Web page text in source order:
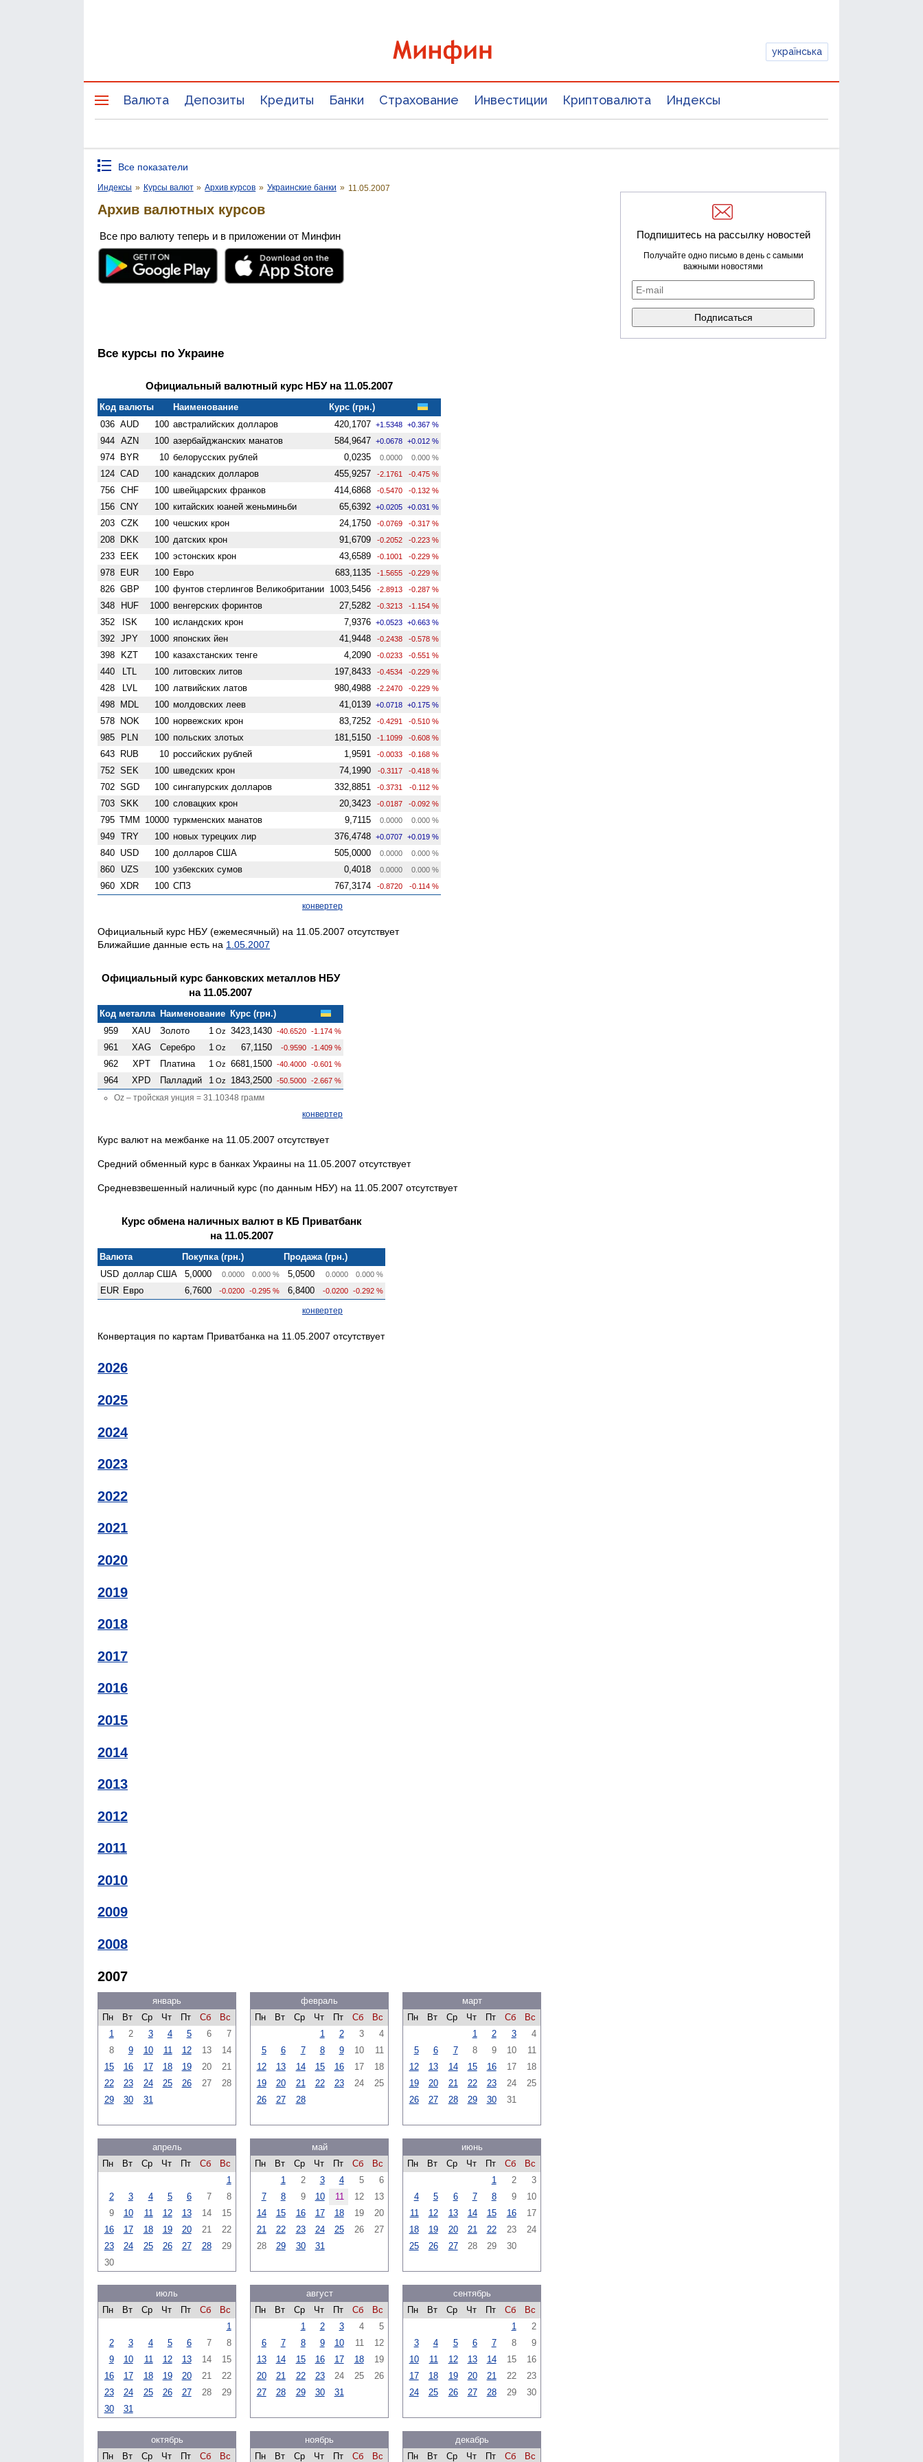
українська
Валюта Депозиты Кредиты Банки Страхование Инвестиции Криптовалюта Индексы
Все показатели
Индексы » Курсы валют » Архив курсов » Украинские банки » 11.05.2007
Архив валютных курсов
Все про валюту теперь и в приложении от Минфин
Все курсы по Украине
Официальный валютный курс НБУ на 11.05.2007
Код валюты Наименование
Курс (грн.)
036 AUD 100 австралийских долларов 420,1707 +1.5348 +0.367 %
944 AZN 100 азербайджанских манатов 584,9647 +0.0678 +0.012 %
974 BYR 10 белорусских рублей 0,0235 0.0000 0.000 %
124 CAD 100 канадских долларов 455,9257 -2.1761 -0.475 %
756 CHF 100 швейцарских франков 414,6868 -0.5470 -0.132 %
156 CNY 100 китайских юаней женьминьби 65,6392 +0.0205 +0.031 %
203 CZK 100 чешских крон 24,1750 -0.0769 -0.317 %
208 DKK 100 датских крон 91,6709 -0.2052 -0.223 %
233 EEK 100 эстонских крон 43,6589 -0.1001 -0.229 %
978 EUR 100 Евро 683,1135 -1.5655 -0.229 %
826 GBP 100 фунтов стерлингов Велико­британии 1003,5456 -2.8913 -0.287 %
348 HUF 1000 венгерских форинтов 27,5282 -0.3213 -1.154 %
352 ISK 100 исландских крон 7,9376 +0.0523 +0.663 %
392 JPY 1000 японских йен 41,9448 -0.2438 -0.578 %
398 KZT 100 казахстанских тенге 4,2090 -0.0233 -0.551 %
440 LTL 100 литовских литов 197,8433 -0.4534 -0.229 %
428 LVL 100 латвийских латов 980,4988 -2.2470 -0.229 %
498 MDL 100 молдовских леев 41,0139 +0.0718 +0.175 %
578 NOK 100 норвежских крон 83,7252 -0.4291 -0.510 %
985 PLN 100 польских злотых 181,5150 -1.1099 -0.608 %
643 RUB 10 российских рублей 1,9591 -0.0033 -0.168 %
752 SEK 100 шведских крон 74,1990 -0.3117 -0.418 %
702 SGD 100 сингапурских долларов 332,8851 -0.3731 -0.112 %
703 SKK 100 словацких крон 20,3423 -0.0187 -0.092 %
795 TMM 10000 туркменских манатов 9,7115 0.0000 0.000 %
949 TRY 100 новых турецких лир 376,4748 +0.0707 +0.019 %
840 USD 100 долларов США 505,0000 0.0000 0.000 %
860 UZS 100 узбекских сумов 0,4018 0.0000 0.000 %
960 XDR 100 СПЗ 767,3174 -0.8720 -0.114 %
конвертер
Официальный курс НБУ (ежемесячный) на 11.05.2007 отсутствует
Ближайшие данные есть на 1.05.2007
Официальный курс банковских металлов НБУ
на 11.05.2007
Код металла Наименование Курс (грн.)
959
XAU Золото 1 Oz 3423,1430 -40.6520 -1.174 %
961 XAG Серебро 1 Oz 67,1150 -0.9590 -1.409 %
962 XPT Платина 1 Oz 6681,1500 -40.4000 -0.601 %
964 XPD Палладий 1 Oz 1843,2500 -50.5000 -2.667 %
Oz – тройская унция = 31.10348 грамм
конвертер
Курс валют на межбанке на 11.05.2007 отсутствует
Средний обменный курс в банках Украины на 11.05.2007 отсутствует
Средневзвешенный наличный курс (по данным НБУ) на 11.05.2007 отсутствует
Курс обмена наличных валют в КБ Приватбанк
на 11.05.2007
Валюта Покупка (грн.)
Продажа (грн.)
USD доллар США 5,0000 0.0000 0.000 % 5,0500 0.0000 0.000 %
EUR Евро 6,7600 -0.0200 -0.295 % 6,8400 -0.0200 -0.292 %
конвертер
Конвертация по картам Приватбанка на 11.05.2007 отсутствует
2026
2025
2024
2023
2022
2021
2020
2019
2018
2017
2016
2015
2014
2013
2012
2011
2010
2009
2008
2007
январь
Пн
Вт Ср Чт Пт Сб
Вс
1
2 3 4 5 6
7
8
9 10 11 12 13
14
15
16 17 18 19 20
21
22
23 24 25 26 27
28
29
30 31
февраль
Пн
Вт Ср Чт Пт Сб
Вс
1
2 3
4
5
6 7 8 9 10
11
12
13 14 15 16 17
18
19
20 21 22 23 24
25
26
27 28
март
Пн
Вт Ср Чт Пт Сб
Вс
1
2 3
4
5
6 7 8 9 10
11
12
13 14 15 16 17
18
19
20 21 22 23 24
25
26
27 28 29 30 31
апрель
Пн
Вт Ср Чт Пт Сб
Вс
1
2
3 4 5 6 7
8
9
10 11 12 13 14
15
16
17 18 19 20 21
22
23
24 25 26 27 28
29
30
май
Пн
Вт Ср Чт Пт Сб
Вс
1
2 3 4 5
6
7
8 9 10 11 12
13
14
15 16 17 18 19
20
21
22 23 24 25 26
27
28
29 30 31
июнь
Пн
Вт Ср Чт Пт Сб
Вс
1
2
3
4
5 6 7 8 9
10
11
12 13 14 15 16
17
18
19 20 21 22 23
24
25
26 27 28 29 30
июль
Пн
Вт Ср Чт Пт Сб
Вс
1
2
3 4 5 6 7
8
9
10 11 12 13 14
15
16
17 18 19 20 21
22
23
24 25 26 27 28
29
30
31
август
Пн
Вт Ср Чт Пт Сб
Вс
1
2 3 4
5
6
7 8 9 10 11
12
13
14 15 16 17 18
19
20
21 22 23 24 25
26
27
28 29 30 31
сентябрь
Пн
Вт Ср Чт Пт Сб
Вс
1
2
3
4 5 6 7 8
9
10
11 12 13 14 15
16
17
18 19 20 21 22
23
24
25 26 27 28 29 30
октябрь
Пн
Вт Ср Чт Пт Сб Вс
ноябрь
Пн
Вт Ср Чт Пт Сб Вс
декабрь
Пн
Вт Ср Чт Пт Сб Вс
Подпишитесь на рассылку новостей
Получайте одно письмо в день с самыми
важными новостями